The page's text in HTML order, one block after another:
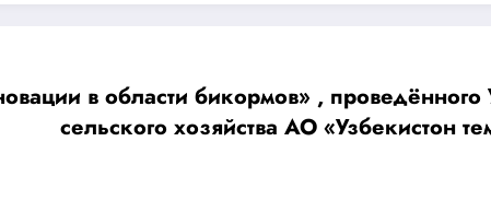
в области бикормов» ,
сельского хозяйства АО «Узбекистон